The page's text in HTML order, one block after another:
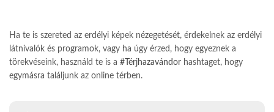
Ha te is szereted az erdélyi képek nézegetését, érdekelnek az erdélyi
látnivalók és programok, vagy ha úgy érzed, hogy egyeznek a
törekvéseink, használd te is a #Térjhazavándor hashtaget, hogy
egymásra találjunk az online térben.